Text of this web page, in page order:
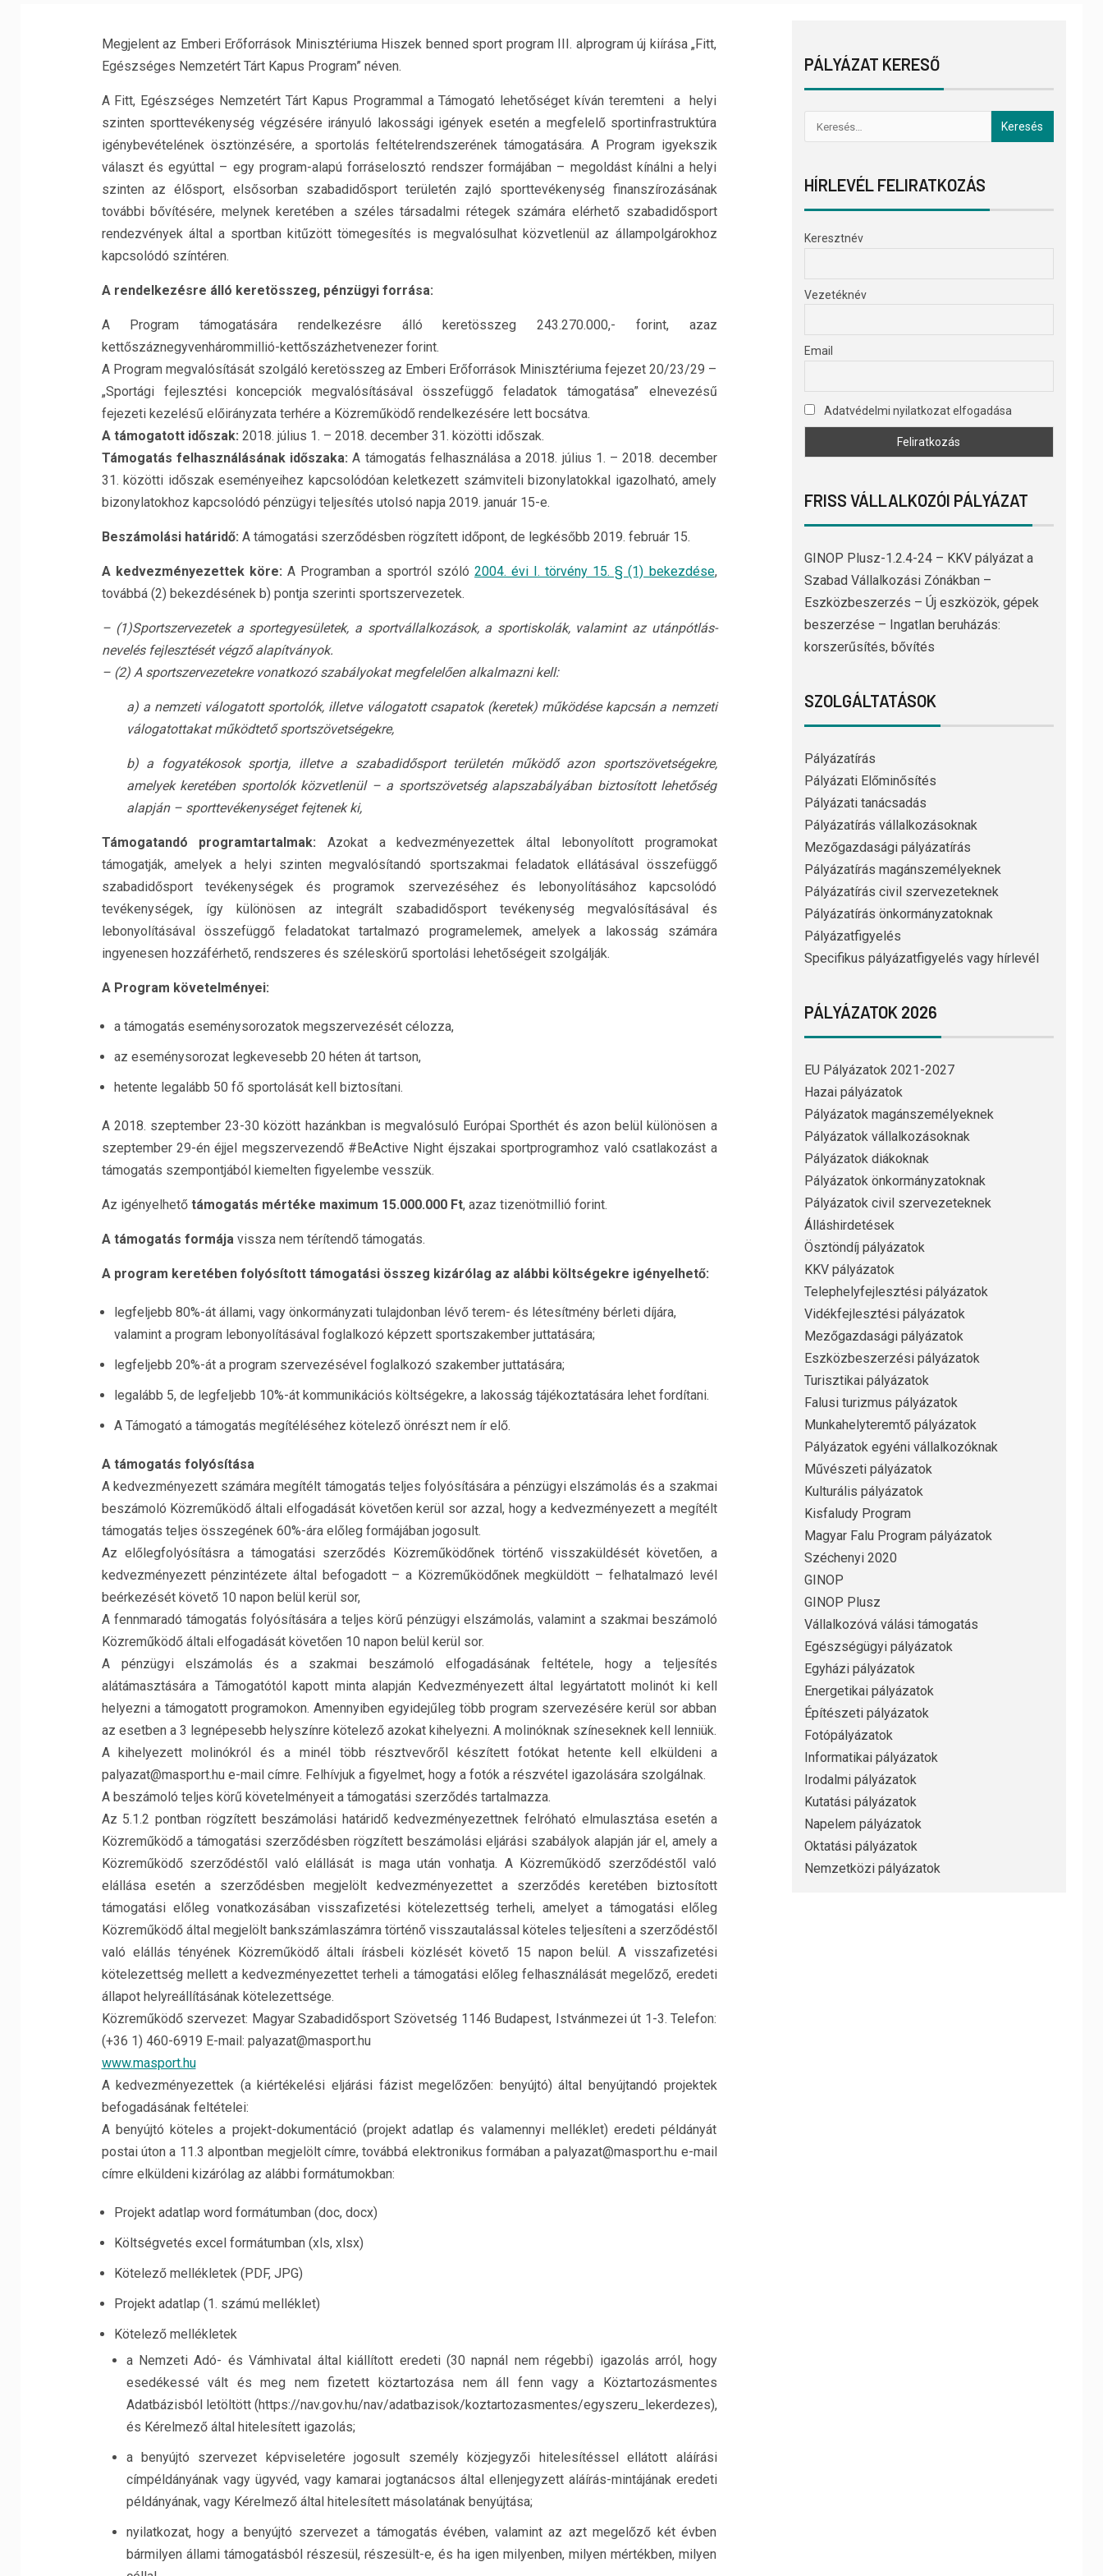
Megjelent az Emberi Erőforrások Minisztériuma Hiszek benned sport program III. alprogram új kiírása „Fitt,
Egészséges Nemzetért Tárt Kapus Program” néven.
A Fitt, Egészséges Nemzetért Tárt Kapus Programmal a Támogató lehetőséget kíván teremteni a helyi
szinten sporttevékenység végzésére irányuló lakossági igények esetén a megfelelő sportinfrastruktúra
igénybevételének ösztönzésére, a sportolás feltételrendszerének támogatására. A Program igyekszik
választ és egyúttal – egy program-alapú forráselosztó rendszer formájában – megoldást kínálni a helyi
szinten az élősport, elsősorban szabadidősport területén zajló sporttevékenység finanszírozásának
további bővítésére, melynek keretében a széles társadalmi rétegek számára elérhető szabadidősport
rendezvények által a sportban kitűzött tömegesítés is megvalósulhat közvetlenül az állampolgárokhoz
kapcsolódó színtéren.
A rendelkezésre álló keretösszeg, pénzügyi forrása:
A Program támogatására rendelkezésre álló keretösszeg 243.270.000,- forint, azaz
kettőszáznegyvenhárommillió-kettőszázhetvenezer forint.
A Program megvalósítását szolgáló keretösszeg az Emberi Erőforrások Minisztériuma fejezet 20/23/29 –
„Sportági fejlesztési koncepciók megvalósításával összefüggő feladatok támogatása” elnevezésű
fejezeti kezelésű előirányzata terhére a Közreműködő rendelkezésére lett bocsátva.
A támogatott időszak: 2018. július 1. – 2018. december 31. közötti időszak.
Támogatás felhasználásának időszaka:A támogatás felhasználása a 2018. július 1. – 2018. december
31. közötti időszak eseményeihez kapcsolódóan keletkezett számviteli bizonylatokkal igazolható, amely
bizonylatokhoz kapcsolódó pénzügyi teljesítés utolsó napja 2019. január 15-e.
Beszámolási határidő: A támogatási szerződésben rögzített időpont, de legkésőbb 2019. február 15.
A kedvezményezettek köre: A Programban a sportról szóló2004. évi I. törvény 15. § (1) bekezdése,
továbbá (2) bekezdésének b) pontja szerinti sportszervezetek.
– (1)Sportszervezetek a sportegyesületek, a sportvállalkozások, a sportiskolák, valamint az utánpótlás-
nevelés fejlesztését végző alapítványok.
– (2) A sportszervezetekre vonatkozó szabályokat megfelelően alkalmazni kell:
a) a nemzeti válogatott sportolók, illetve válogatott csapatok (keretek) működése kapcsán a nemzeti
válogatottakat működtető sportszövetségekre,
b) a fogyatékosok sportja, illetve a szabadidősport területén működő azon sportszövetségekre,
amelyek keretében sportolók közvetlenül – a sportszövetség alapszabályában biztosított lehetőség
alapján – sporttevékenységet fejtenek ki,
Támogatandó programtartalmak: Azokat a kedvezményezettek által lebonyolított programokat
támogatják, amelyek a helyi szinten megvalósítandó sportszakmai feladatok ellátásával összefüggő
szabadidősport tevékenységek és programok szervezéséhez és lebonyolításához kapcsolódó
tevékenységek, így különösen az integrált szabadidősport tevékenység megvalósításával és
lebonyolításával összefüggő feladatokat tartalmazó programelemek, amelyek a lakosság számára
ingyenesen hozzáférhető, rendszeres és széleskörű sportolási lehetőségeit szolgálják.
A Program követelményei:
a támogatás eseménysorozatok megszervezését célozza,
az eseménysorozat legkevesebb 20 héten át tartson,
hetente legalább 50 fő sportolását kell biztosítani.
A 2018. szeptember 23-30 között hazánkban is megvalósuló Európai Sporthét és azon belül különösen a
szeptember 29-én éjjel megszervezendő #BeActive Night éjszakai sportprogramhoz való csatlakozást a
támogatás szempontjából kiemelten figyelembe vesszük.
Az igényelhető támogatás mértéke maximum 15.000.000 Ft, azaz tizenötmillió forint.
A támogatás formájavissza nem térítendő támogatás.
A program keretében folyósított támogatási összeg kizárólag az alábbi költségekre igényelhető:
legfeljebb 80%-át állami, vagy önkormányzati tulajdonban lévő terem- és létesítmény bérleti díjára,
valamint a program lebonyolításával foglalkozó képzett sportszakember juttatására;
legfeljebb 20%-át a program szervezésével foglalkozó szakember juttatására;
legalább 5, de legfeljebb 10%-át kommunikációs költségekre, a lakosság tájékoztatására lehet fordítani.
A Támogató a támogatás megítéléséhez kötelező önrészt nem ír elő.
A támogatás folyósítása
A kedvezményezett számára megítélt támogatás teljes folyósítására a pénzügyi elszámolás és a szakmai
beszámoló Közreműködő általi elfogadását követően kerül sor azzal, hogy a kedvezményezett a megítélt
támogatás teljes összegének 60%-ára előleg formájában jogosult.
Az előlegfolyósításra a támogatási szerződés Közreműködőnek történő visszaküldését követően, a
kedvezményezett pénzintézete által befogadott – a Közreműködőnek megküldött – felhatalmazó levél
beérkezését követő 10 napon belül kerül sor,
A fennmaradó támogatás folyósítására a teljes körű pénzügyi elszámolás, valamint a szakmai beszámoló
Közreműködő általi elfogadását követően 10 napon belül kerül sor.
A pénzügyi elszámolás és a szakmai beszámoló elfogadásának feltétele, hogy a teljesítés
alátámasztására a Támogatótól kapott minta alapján Kedvezményezett által legyártatott molinót ki kell
helyezni a támogatott programokon. Amennyiben egyidejűleg több program szervezésére kerül sor abban
az esetben a 3 legnépesebb helyszínre kötelező azokat kihelyezni. A molinóknak színeseknek kell lenniük.
A kihelyezett molinókról és a minél több résztvevőről készített fotókat hetente kell elküldeni a
palyazat@masport.hu e-mail címre. Felhívjuk a figyelmet, hogy a fotók a részvétel igazolására szolgálnak.
A beszámoló teljes körű követelményeit a támogatási szerződés tartalmazza.
Az 5.1.2 pontban rögzített beszámolási határidő kedvezményezettnek felróható elmulasztása esetén a
Közreműködő a támogatási szerződésben rögzített beszámolási eljárási szabályok alapján jár el, amely a
Közreműködő szerződéstől való elállását is maga után vonhatja. A Közreműködő szerződéstől való
elállása esetén a szerződésben megjelölt kedvezményezettet a szerződés keretében biztosított
támogatási előleg vonatkozásában visszafizetési kötelezettség terheli, amelyet a támogatási előleg
Közreműködő által megjelölt bankszámlaszámra történő visszautalással köteles teljesíteni a szerződéstől
való elállás tényének Közreműködő általi írásbeli közlését követő 15 napon belül. A visszafizetési
kötelezettség mellett a kedvezményezettet terheli a támogatási előleg felhasználását megelőző, eredeti
állapot helyreállításának kötelezettsége.
Közreműködő szervezet: Magyar Szabadidősport Szövetség 1146 Budapest, Istvánmezei út 1-3. Telefon:
(+36 1) 460-6919 E-mail: palyazat@masport.hu
www.masport.hu
A kedvezményezettek (a kiértékelési eljárási fázist megelőzően: benyújtó) által benyújtandó projektek
befogadásának feltételei:
A benyújtó köteles a projekt-dokumentáció (projekt adatlap és valamennyi melléklet) eredeti példányát
postai úton a 11.3 alpontban megjelölt címre, továbbá elektronikus formában a palyazat@masport.hu e-mail
címre elküldeni kizárólag az alábbi formátumokban:
Projekt adatlap word formátumban (doc, docx)
Költségvetés excel formátumban (xls, xlsx)
Kötelező mellékletek (PDF, JPG)
Projekt adatlap (1. számú melléklet)
Kötelező mellékletek
a Nemzeti Adó- és Vámhivatal által kiállított eredeti (30 napnál nem régebbi) igazolás arról, hogy
esedékessé vált és meg nem fizetett köztartozása nem áll fenn vagy a Köztartozásmentes
Adatbázisból letöltött (https://nav.gov.hu/nav/adatbazisok/koztartozasmentes/egyszeru_lekerdezes),
és Kérelmező által hitelesített igazolás;
a benyújtó szervezet képviseletére jogosult személy közjegyzői hitelesítéssel ellátott aláírási
címpéldányának vagy ügyvéd, vagy kamarai jogtanácsos által ellenjegyzett aláírás-mintájának eredeti
példányának, vagy Kérelmező által hitelesített másolatának benyújtása;
nyilatkozat, hogy a benyújtó szervezet a támogatás évében, valamint az azt megelőző két évben
bármilyen állami támogatásból részesül, részesült-e, és ha igen milyenben, milyen mértékben, milyen
PÁLYÁZAT KERESŐ
HÍRLEVÉL FELIRATKOZÁS
Keresztnév
Vezetéknév
Email
Adatvédelmi nyilatkozat elfogadása
FRISS VÁLLALKOZÓI PÁLYÁZAT
GINOP Plusz-1.2.4-24 – KKV pályázat a
Szabad Vállalkozási Zónákban –
Eszközbeszerzés – Új eszközök, gépek
beszerzése – Ingatlan beruházás:
korszerűsítés, bővítés
SZOLGÁLTATÁSOK
Pályázatírás
Pályázati Előminősítés
Pályázati tanácsadás
Pályázatírás vállalkozásoknak
Mezőgazdasági pályázatírás
Pályázatírás magánszemélyeknek
Pályázatírás civil szervezeteknek
Pályázatírás önkormányzatoknak
Pályázatfigyelés
Specifikus pályázatfigyelés vagy hírlevél
PÁLYÁZATOK 2026
EU Pályázatok 2021-2027
Hazai pályázatok
Pályázatok magánszemélyeknek
Pályázatok vállalkozásoknak
Pályázatok diákoknak
Pályázatok önkormányzatoknak
Pályázatok civil szervezeteknek
Álláshirdetések
Ösztöndíj pályázatok
KKV pályázatok
Telephelyfejlesztési pályázatok
Vidékfejlesztési pályázatok
Mezőgazdasági pályázatok
Eszközbeszerzési pályázatok
Turisztikai pályázatok
Falusi turizmus pályázatok
Munkahelyteremtő pályázatok
Pályázatok egyéni vállalkozóknak
Művészeti pályázatok
Kulturális pályázatok
Kisfaludy Program
Magyar Falu Program pályázatok
Széchenyi 2020
GINOP
GINOP Plusz
Vállalkozóvá válási támogatás
Egészségügyi pályázatok
Egyházi pályázatok
Energetikai pályázatok
Építészeti pályázatok
Fotópályázatok
Informatikai pályázatok
Irodalmi pályázatok
Kutatási pályázatok
Napelem pályázatok
Oktatási pályázatok
Nemzetközi pályázatok